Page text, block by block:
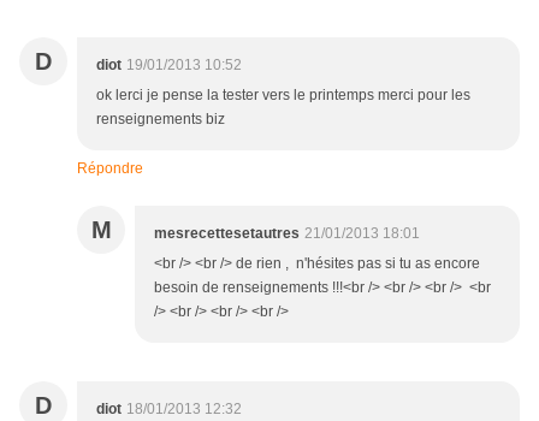
D diot 19/01/2013 10:52
ok lerci je pense la tester vers le printemps merci pour les
renseignements biz
Répondre
M mesrecettesetautres 21/01/2013 18:01
<br /> <br /> de rien , n'hésites pas si tu as encore
besoin de renseignements !!!<br /> <br /> <br /> <br
/> <br /> <br /> <br />
D diot 18/01/2013 12:32